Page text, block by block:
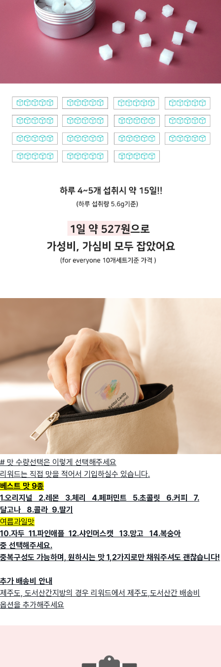
# 맛 수량선택은 이렇게 선택해주세요
리워드는 직접 맛을 적어서 기입하실수 있습니다.
베스트 맛 9종
1.오리지널 2.레몬 3.체리 4.페퍼민트 5.초콜릿 6.커피 7.
달고나 8.콜라 9.딸기
여름과일맛
10.자두 11.파인애플 12.샤인머스캣 13.망고 14.복숭아
중 선택해주세요.
중복구성도 가능하며, 원하시는 맛 1,2가지로만 채워주셔도 괜찮습니다!
추가 배송비 안내
제주도, 도서산간지방의 경우 리워드에서 제주도,도서산간 배송비
옵션을 추가해주세요